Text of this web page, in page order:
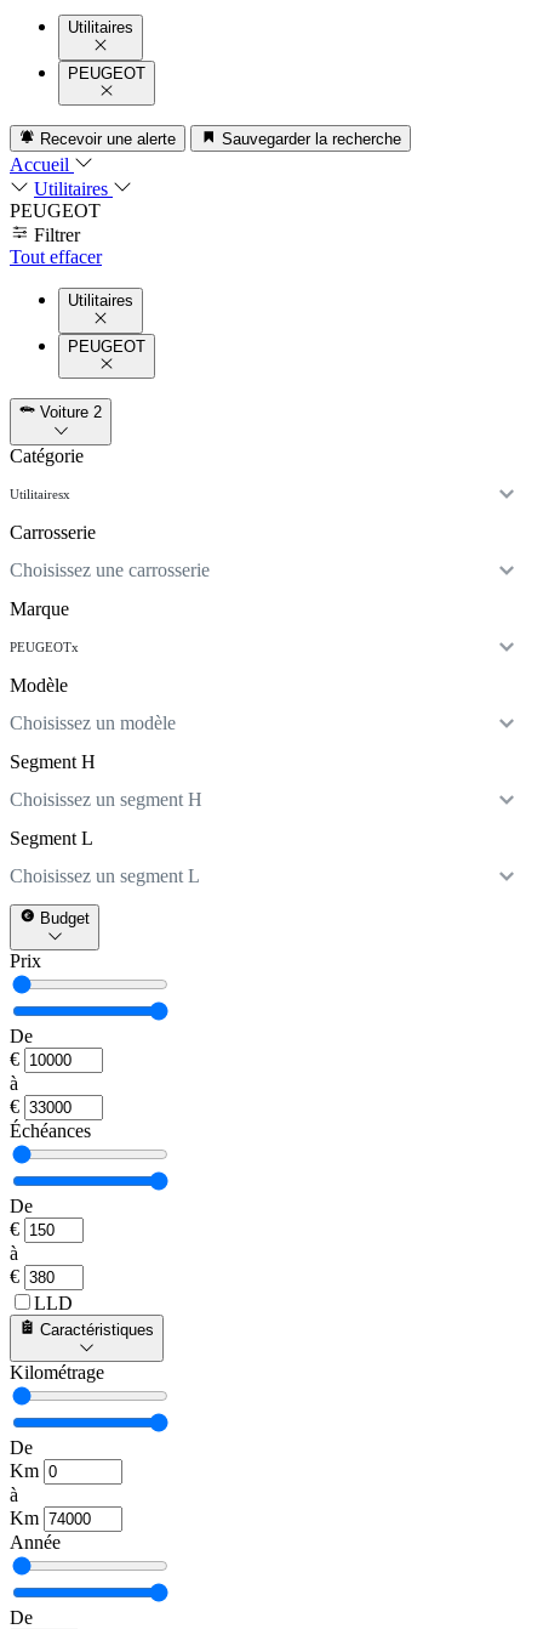
Utilitaires
PEUGEOT
Recevoir une alerte Sauvegarder la recherche
Accueil
Utilitaires
PEUGEOT
Filtrer
Tout effacer
Utilitaires
PEUGEOT
Voiture 2
Catégorie
Utilitairesx
Carrosserie
Choisissez une carrosserie
Marque
PEUGEOTx
Modèle
Choisissez un modèle
Segment H
Choisissez un segment H
Segment L
Choisissez un segment L
Budget
Prix
De
€
à
€
Échéances
De
€
à
€
LLD
Caractéristiques
Kilométrage
De
Km
à
Km
Année
De